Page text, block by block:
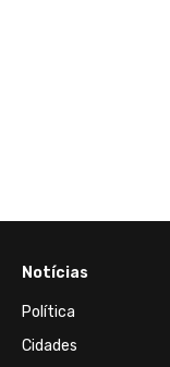
Notícias
Política
Cidades